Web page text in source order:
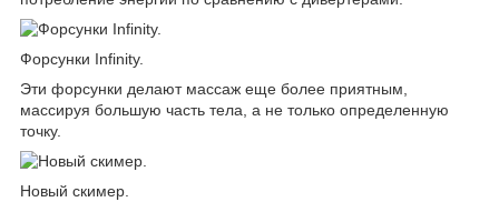
Форсунки Infinity.
Эти форсунки делают массаж еще более приятным,
массируя большую часть тела, а не только определенную
точку.
Новый скимер.